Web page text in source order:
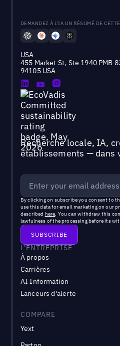
DEMANDEZ À L'IA UN RÉSUMÉ DE
USA
455 Market St, Ste 1940 PMB
94105 USA
Recherche locale, IA,
établissements — dans
By clicking on subscribe you consent to
use this data for email marketing on our
described here. You can withdraw this
lawfulness of the processing before its
L'ENTREPRISE
À propos
Carrières
AI Information
Lanceurs d'alerte
COMPARE
Yext